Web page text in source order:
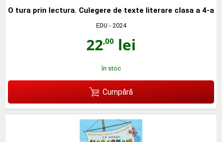
O tura prin lectura. Culegere de texte literare clasa a 4-a
EDU - 2024
22,00 lei
în stoc
Cumpără